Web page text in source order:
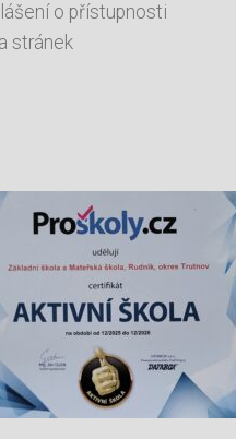
o přístupnosti
stránek